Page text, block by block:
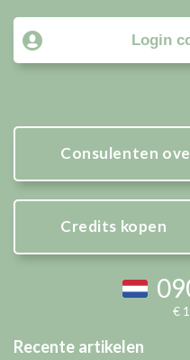
Login
Consulenten
Credits kopen
€
Recente artikelen